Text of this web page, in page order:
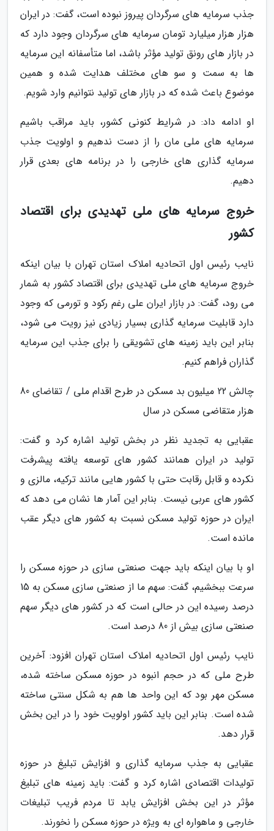
جذب سرمایه های سرگردان پیروز نبوده است، گفت: در ایران
هزار هزار میلیارد تومان سرمایه های سرگردان وجود دارد که
در بازار های رونق تولید مؤثر باشد، اما متأسفانه این سرمایه
ها به سمت و سو های مختلف هدایت شده و همین
موضوع باعث شده که در بازار های تولید نتوانیم وارد شویم.
او ادامه داد: در شرایط کنونی کشور، باید مراقب باشیم
سرمایه های ملی مان را از دست ندهیم و اولویت جذب
سرمایه گذاری های خارجی را در برنامه های بعدی قرار
دهیم.
خروج سرمایه های ملی تهدیدی برای اقتصاد
کشور
نایب رئیس اول اتحادیه املاک استان تهران با بیان اینکه
خروج سرمایه های ملی تهدیدی برای اقتصاد کشور به شمار
می رود، گفت: در بازار ایران علی رغم رکود و تورمی که وجود
دارد قابلیت سرمایه گذاری بسیار زیادی نیز رویت می شود،
بنابر این باید زمینه های تشویقی را برای جذب این سرمایه
گذاران فراهم کنیم.
چالش 22 میلیون بد مسکن در طرح اقدام ملی / تقاضای 80
هزار متقاضی مسکن در سال
عقبایی به تجدید نظر در بخش تولید اشاره کرد و گفت:
تولید در ایران همانند کشور های توسعه یافته پیشرفت
نکرده و قابل رقابت حتی با کشور هایی مانند ترکیه، مالزی و
کشور های عربی نیست. بنابر این آمار ها نشان می دهد که
ایران در حوزه تولید مسکن نسبت به کشور های دیگر عقب
مانده است.
او با بیان اینکه باید جهت صنعتی سازی در حوزه مسکن را
سرعت ببخشیم، گفت: سهم ما از صنعتی سازی مسکن به 15
درصد رسیده این در حالی است که در کشور های دیگر سهم
صنعتی سازی بیش از 80 درصد است.
نایب رئیس اول اتحادیه املاک استان تهران افزود: آخرین
طرح ملی که در حجم انبوه در حوزه مسکن ساخته شده،
مسکن مهر بود که این واحد ها هم به شکل سنتی ساخته
شده است. بنابر این باید کشور اولویت خود را در این بخش
قرار دهد.
عقبایی به جذب سرمایه گذاری و افزایش تبلیغ در حوزه
تولیدات اقتصادی اشاره کرد و گفت: باید زمینه های تبلیغ
مؤثر در این بخش افزایش یابد تا مردم فریب تبلیغات
خارجی و ماهواره ای به ویژه در حوزه مسکن را نخورند.